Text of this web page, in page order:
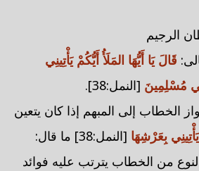
الرجيم
قَالَ يَا أَيُّهَا المَلَأُ أَيُّكُمْ يَأْتِينِي
مُسْلِمِينَ [النمل:38].
الخطاب إلى المبهم إذا كان يتعين
بِعَرْشِهَا
[النمل:38] ما قال:
من الخطاب يترتب عليه فوائد